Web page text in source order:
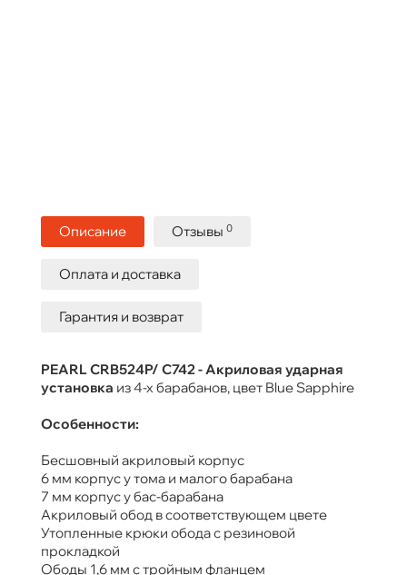
Описание Отзывы 0
Оплата и доставка
Гарантия и возврат
PEARL CRB524P/ C742 - Акриловая ударная
установка из 4-х барабанов, цвет Blue Sapphire
Особенности:
Бесшовный акриловый корпус
6 мм корпус у тома и малого барабана
7 мм корпус у бас-барабана
Акриловый обод в соответствующем цвете
Утопленные крюки обода с резиновой
прокладкой
Ободы 1,6 мм с тройным фланцем